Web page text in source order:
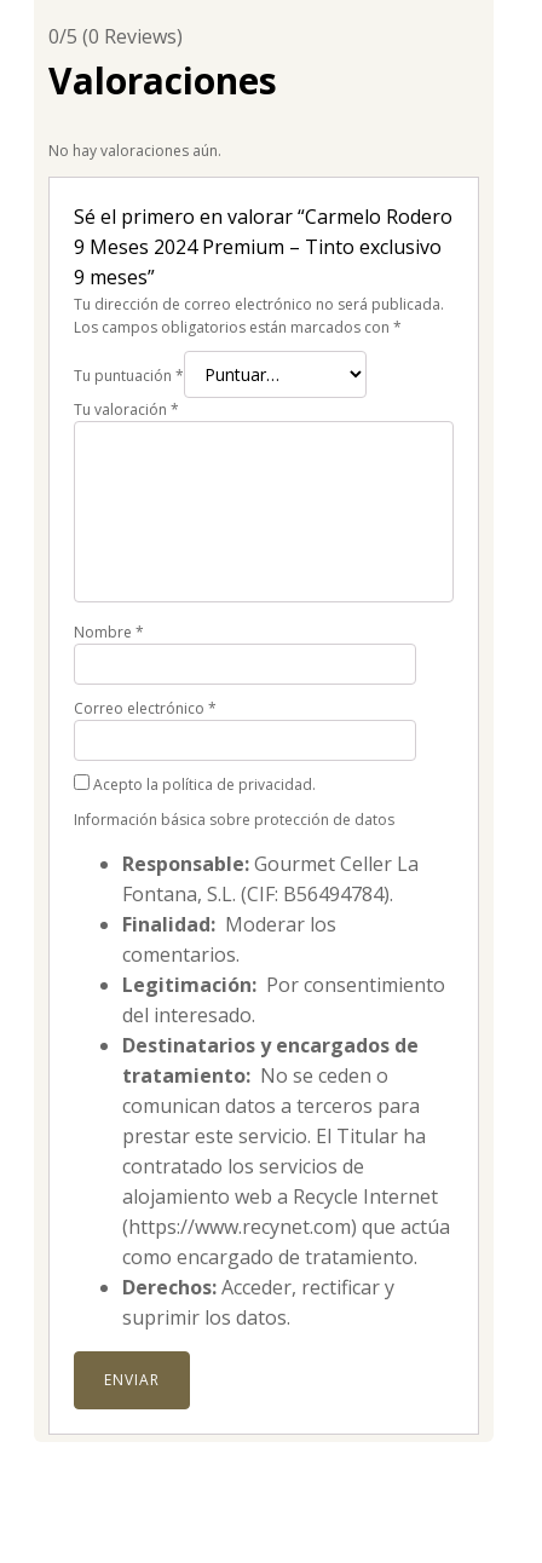
0/5 (0 Reviews)
Valoraciones
No hay valoraciones aún.
Sé el primero en valorar “Carmelo Rodero
9 Meses 2024 Premium – Tinto exclusivo
9 meses”
Tu dirección de correo electrónico no será publicada.
Los campos obligatorios están marcados con *
Tu puntuación *
Tu valoración *
Nombre *
Correo electrónico *
Acepto la política de privacidad.
Información básica sobre protección de datos
Responsable:Gourmet Celler La
Fontana, S.L. (CIF: B56494784).
Finalidad: Moderar los
comentarios.
Legitimación: Por consentimiento
del interesado.
Destinatarios y encargados de
tratamiento: No se ceden o
comunican datos a terceros para
prestar este servicio. El Titular ha
contratado los servicios de
alojamiento web a Recycle Internet
(https://www.recynet.com) que actúa
como encargado de tratamiento.
Derechos:Acceder, rectificar y
suprimir los datos.